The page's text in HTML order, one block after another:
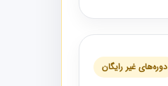
دوره‌های غیر رایگان